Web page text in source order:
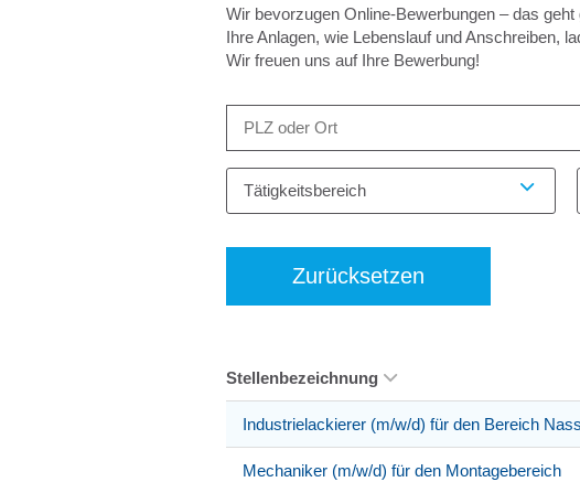
Wir bevorzugen Online-Bewerbungen – das
Ihre Anlagen, wie Lebenslauf und Anschreiben,
Wir freuen uns auf Ihre Bewerbung!
Tätigkeitsbereich
Zurücksetzen
Stellenbezeichnung
Industrielackierer (m/w/d) für den Bereich
Mechaniker (m/w/d) für den Montagebereich